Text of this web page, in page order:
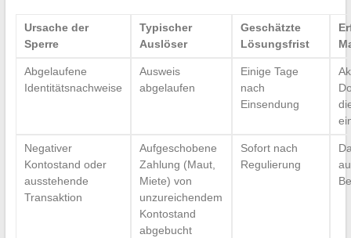
Ursache der
Sperre
Typischer
Auslöser
Geschätzte
Lösungsfrist
Abgelaufene
Identitätsnachweise
Ausweis
abgelaufen
Einige Tage
nach
Einsendung
Negativer
Kontostand oder
ausstehende
Transaktion
Aufgeschobene
Zahlung (Maut,
Miete) von
unzureichendem
Kontostand
abgebucht
Sofort nach
Regulierung